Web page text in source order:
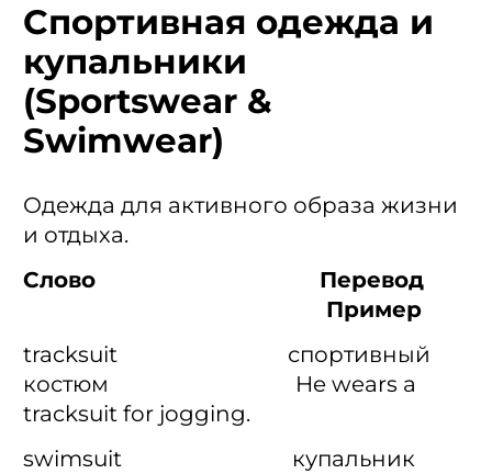
Спортивная одежда и
купальники
(Sportswear &
Swimwear)
Одежда для активного образа жизни
и отдыха.
Слово Перевод
Пример
tracksuit спортивный
костюм He wears a
tracksuit for jogging.
swimsuit купальник